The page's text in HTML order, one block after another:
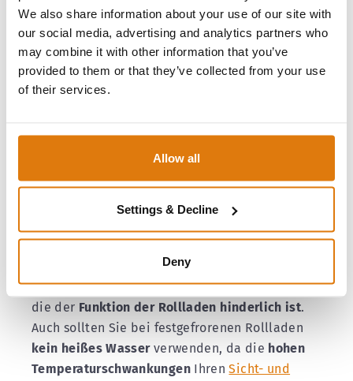
We also share information about your use of our site with
our social media, advertising and analytics partners who
may combine it with other information that you’ve
provided to them or that they’ve collected from your use
of their services.
Allow all
Settings & Decline
Deny
sich das Problem dann bereits gelöst.
Rollladen eingefroren – Was
Sie unbedingt vermeiden
vermeiden sollten, sind allem voran gewaltvolle
Handlungen, da es sonst zuBeschädigungen
kommen kann. Auch wird davon
abgeraten, die
erhöhte Schmutzansammlung
Langfristig bildet sich daraufhin eine Schmiere,
die der Funktion der Rollladen hinderlich ist.
Auch sollten Sie bei festgefrorenen Rollladen
kein heißes Wasserverwenden, da die hohen
TemperaturschwankungenIhrenSicht- und